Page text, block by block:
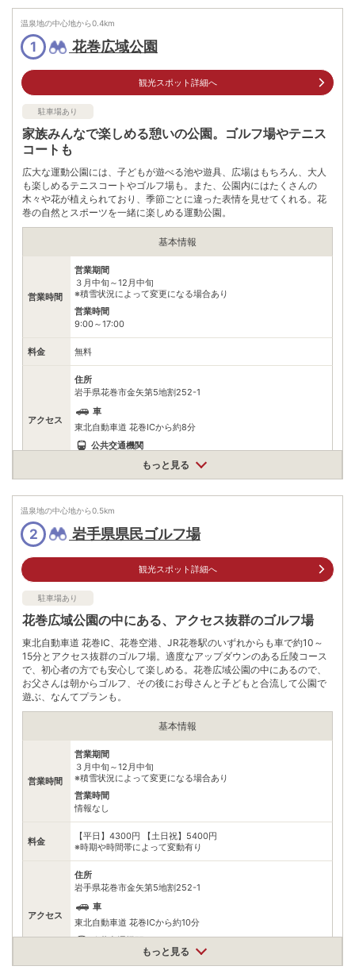
温泉地の中心地から0.4km
1 花巻広域公園
観光スポット詳細へ
駐車場あり
家族みんなで楽しめる憩いの公園。ゴルフ場やテニス
コートも
広大な運動公園には、子どもが遊べる池や遊具、広場はもちろん、大人
も楽しめるテニスコートやゴルフ場も。また、公園内にはたくさんの
木々や花が植えられており、季節ごとに違った表情を見せてくれる。花
巻の自然とスポーツを一緒に楽しめる運動公園。
基本情報
営業時間
営業期間
３月中旬～12月中旬
※積雪状況によって変更になる場合あり
営業時間
9:00～17:00
料金 無料
アクセス
住所
岩手県花巻市金矢第5地割252-1
車
東北自動車道 花巻ICから約8分
公共交通機関
JR東北本線、釜石線 花巻駅からタクシーで約20分
電話番号
0198273586
※受付時間8:30～17:00
※ 掲載情報は変更になる場合があります。最新の内容はご利用前にご自身でお
問合せください。
※ 料金情報は税込・税抜表記が混ざっております。正しい金額はご利用前にご
自身でお問合せください。
もっと見る
温泉地の中心地から0.5km
2 岩手県県民ゴルフ場
観光スポット詳細へ
駐車場あり
花巻広域公園の中にある、アクセス抜群のゴルフ場
東北自動車道 花巻IC、花巻空港、JR花巻駅のいずれからも車で約10～
15分とアクセス抜群のゴルフ場。適度なアップダウンのある丘陵コース
で、初心者の方でも安心して楽しめる。花巻広域公園の中にあるので、
お父さんは朝からゴルフ、その後にお母さんと子どもと合流して公園で
遊ぶ、なんてプランも。
基本情報
営業時間
営業期間
３月中旬～12月中旬
※積雪状況によって変更になる場合あり
営業時間
情報なし
料金
【平日】4300円 【土日祝】5400円
※時期や時間帯によって変動有り
アクセス
住所
岩手県花巻市金矢第5地割252-1
車
東北自動車道 花巻ICから約10分
公共交通機関
JR東北本線、釜石線 花巻駅からタクシーで約15分
もっと見る